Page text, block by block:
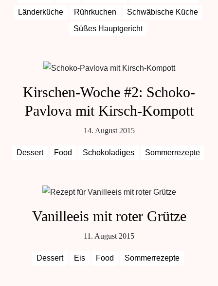
Länderküche
Rührkuchen
Schwäbische Küche
Süßes Hauptgericht
Kirschen-Woche #2: Schoko-
Pavlova mit Kirsch-Kompott
14. August 2015
Dessert Food Schokoladiges Sommerrezepte
Vanilleeis mit roter Grütze
11. August 2015
Dessert Eis Food Sommerrezepte